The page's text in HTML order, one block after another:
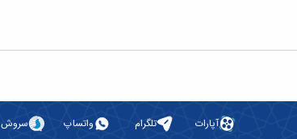
آپارات تلگرام واتساپ سروش